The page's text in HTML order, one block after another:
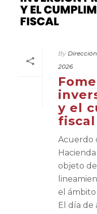
By
2026
y el
fiscal
Acuerdo
objeto
el
El día de